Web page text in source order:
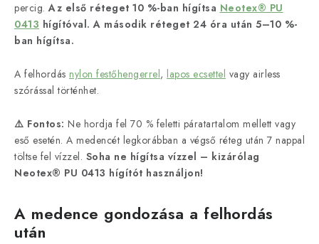
percig.Az első réteget 10 %-ban hígítsa Neotex® PU
0413 hígítóval. A második réteget 24 óra után 5–10 %-
ban hígítsa.
A felhordás nylon festőhengerrel, lapos ecsettel vagy airless
szórással történhet.
⚠️ Fontos: Ne hordja fel 70 % feletti páratartalom mellett vagy
eső esetén. A medencét legkorábban a végső réteg után 7 nappal
töltse fel vízzel. Soha ne hígítsa vízzel – kizárólag
Neotex® PU 0413 hígítót használjon!
A medence gondozása a felhordás
után